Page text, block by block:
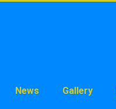
News Gallery